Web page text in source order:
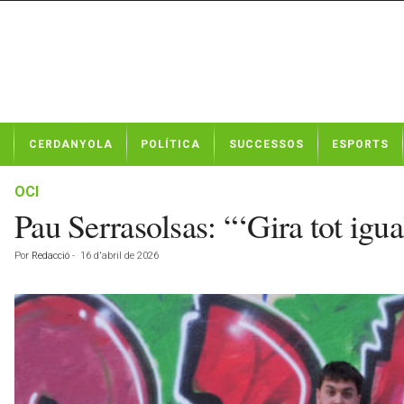
t
CERDANYOLA POLÍTICA SUCCESSOS ESPORTS
OCI
Pau Serrasolsas: “‘Gira tot
Por Redacció - 16 d'abril de 2026